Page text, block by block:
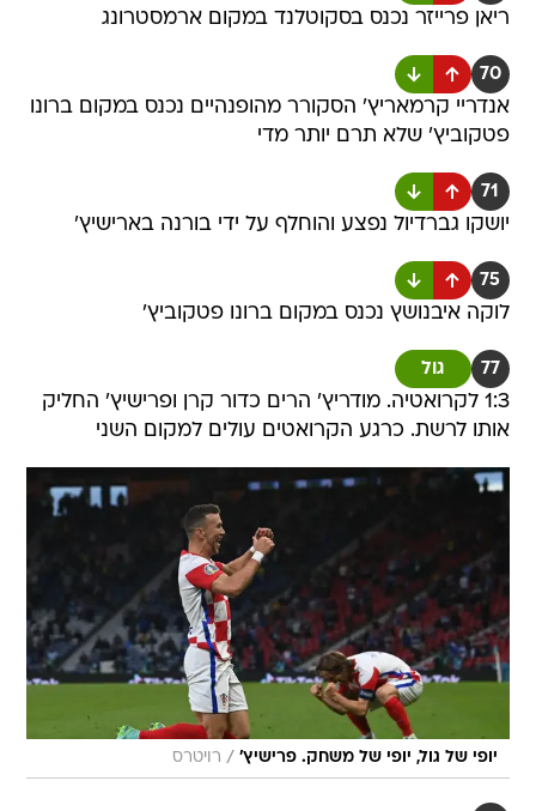
ריאן פרייזר נכנס בסקוטלנד במקום ארמסטרונג
70
אנדריי קרמאריץ' הסקורר מהופנהיים נכנס במקום ברונו
פטקוביץ' שלא תרם יותר מדי
71
יושקו גברדיול נפצע והוחלף על ידי בורנה בארישיץ'
75
לוקה איבנושץ נכנס במקום ברונו פטקוביץ'
77 גול
1:3 לקרואטיה. מודריץ' הרים כדור קרן ופרישיץ' החליק
אותו לרשת. כרגע הקרואטים עולים למקום השני
יופי של גול, יופי של משחק. פרישיץ' / רויטרס